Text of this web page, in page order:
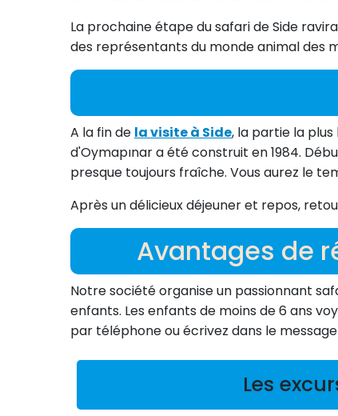
La prochaine étape du safari de Side
des représentants du monde animal des
A la fin de la visite à Side, la partie la
d'Oymapınar a été construit en 1984.
presque toujours fraîche. Vous aurez le
Après un délicieux déjeuner et repos,
Avantages de
Notre société organise un passionnant
enfants. Les enfants de moins de 6 ans
par téléphone ou écrivez dans le
Les